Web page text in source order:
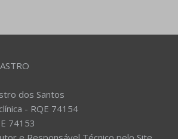
dos Santos
- RQE 74154
74153